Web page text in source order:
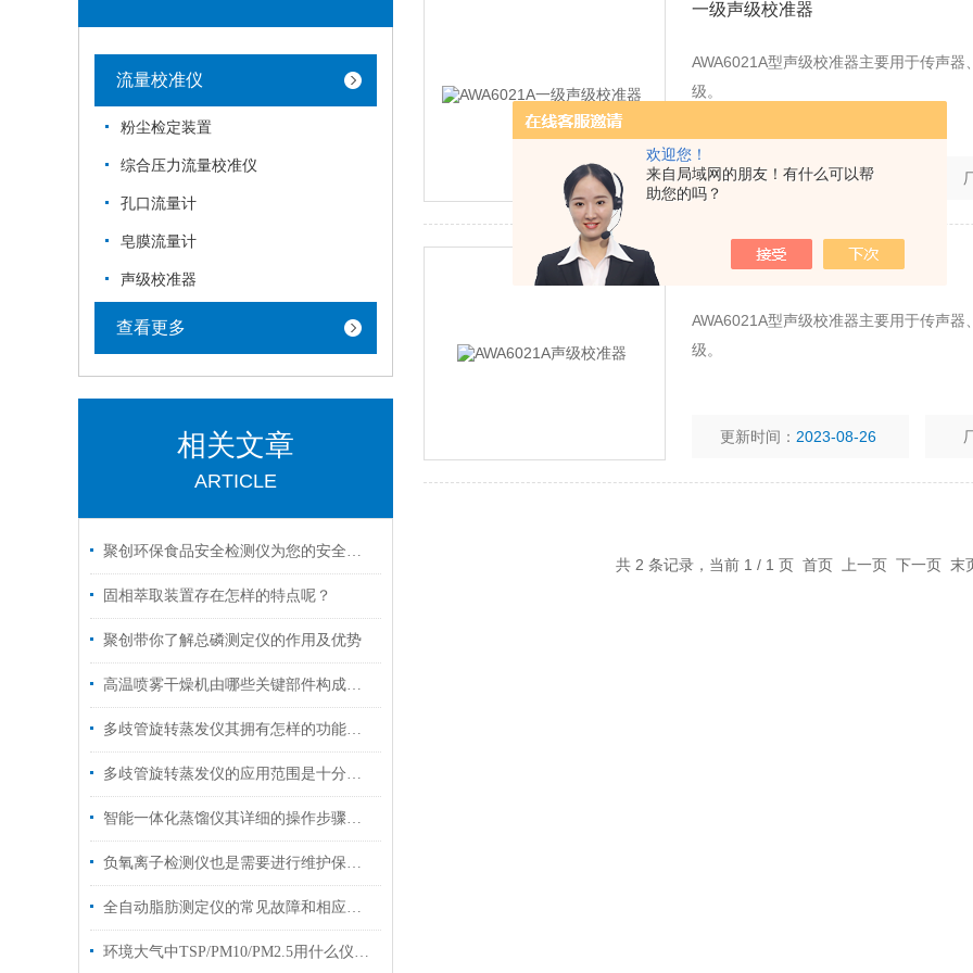
欢迎您！
来自局域网的朋友！有什么可以帮
助您的吗？
流量校准仪
粉尘检定装置
综合压力流量校准仪
孔口流量计
皂膜流量计
声级校准器
查看更多
相关文章
ARTICLE
聚创环保食品安全检测仪为您的安全把关
固相萃取装置存在怎样的特点呢？
聚创带你了解总磷测定仪的作用及优势
高温喷雾干燥机由哪些关键部件构成？一篇读懂核心运行逻辑
多歧管旋转蒸发仪其拥有怎样的功能呢？
多歧管旋转蒸发仪的应用范围是十分广泛的
智能一体化蒸馏仪其详细的操作步骤如下
负氧离子检测仪也是需要进行维护保养的
全自动脂肪测定仪的常见故障和相应的解决策略
环境大气中TSP/PM10/PM2.5用什么仪器收集？
一级声级校准器
AWA6021A型声级校准器主要用于传声
级。
更新时间：2023-08-29
声级校准器
AWA6021A型声级校准器主要用于传声
级。
更新时间： 2023-08-26
共 2 条记录，当前 1 / 1 页 首页 上一页 下一页 末